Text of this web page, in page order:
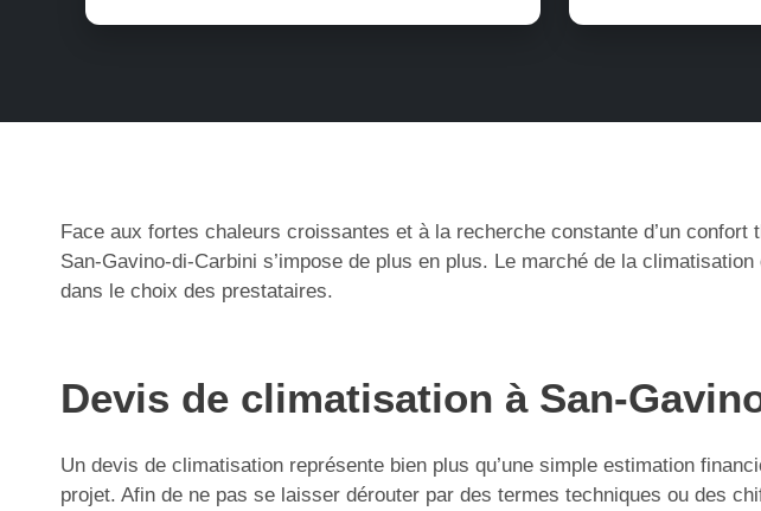
Face aux fortes chaleurs croissantes et à la recherche constante d’un
San-Gavino-di-Carbini s’impose de plus en plus. Le marché de la
dans le choix des prestataires.
Devis de climatisation à San-
Un devis de climatisation représente bien plus qu’une simple estimation
projet. Afin de ne pas se laisser dérouter par des termes techniques ou des